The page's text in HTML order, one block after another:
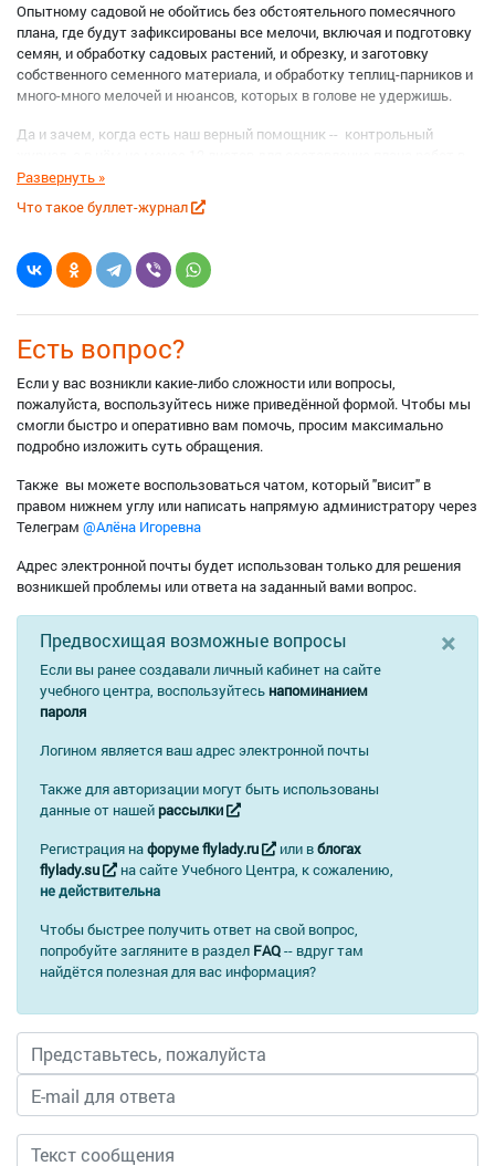
Опытному садовой не обойтись без обстоятельного помесячного
плана, где будут зафиксированы все мелочи, включая и подготовку
семян, и обработку садовых растений, и обрезку, и заготовку
собственного семенного материала, и обработку теплиц-парников и
много-много мелочей и нюансов, которых в голове не удержишь.
Да и зачем, когда есть наш верный помощник -- контрольный
саду на год с возможностью фиксации даты выполнения.
Обратная сторона -- чёрно-белая разметка под буллет-журнал.
Что такое буллет-журнал
Есть вопрос?
Если у вас возникли какие-либо сложности или вопросы,
пожалуйста, воспользуйтесь ниже приведённой формой. Чтобы мы
смогли быстро и оперативно вам помочь, просим максимально
подробно изложить суть обращения.
Также вы можете воспользоваться чатом, который "висит" в
правом нижнем углу или написать напрямую администратору через
Телеграм @Алёна Игоревна
Адрес электронной почты будет использован только для решения
возникшей проблемы или ответа на заданный вами вопрос.
Предвосхищая возможные вопросы
Если вы ранее создавали личный кабинет на сайте
учебного центра, воспользуйтесь напоминанием
пароля
Логином является ваш адрес электронной почты
Также для авторизации могут быть использованы
данные от нашей рассылки
Регистрация нафоруме flylady.ru или вблогах
flylady.su
на сайте Учебного Центра, к сожалению,
не действительна
Чтобы быстрее получить ответ на свой вопрос,
попробуйте загляните в раздел FAQ-- вдруг там
найдётся полезная для вас информация?
×